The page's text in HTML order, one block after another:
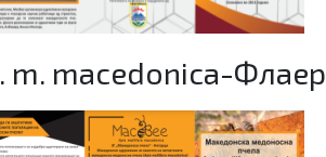
m. macedonica-Флаер